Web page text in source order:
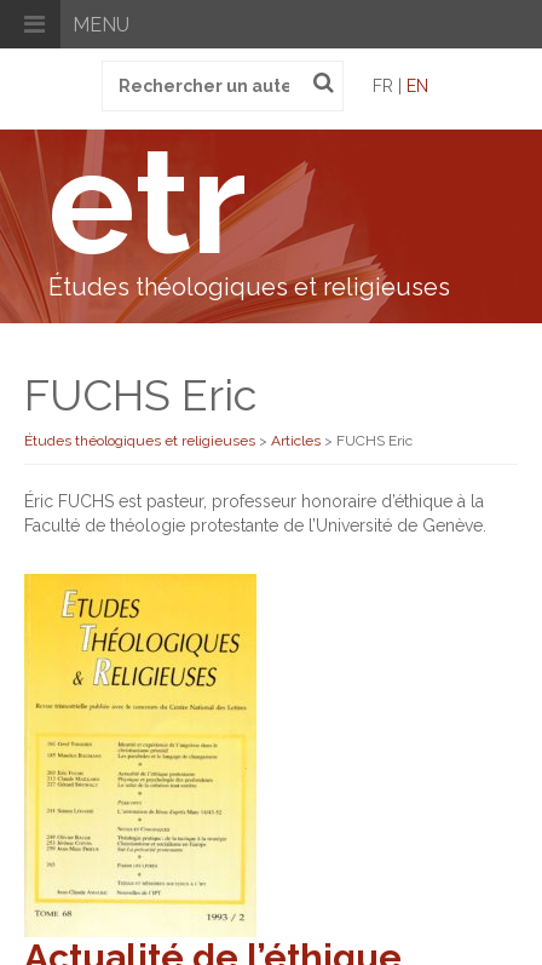
MENU
pour
FR | EN
etr
Études théologiques et religieuses
FUCHS Eric
Études théologiques et religieuses > Articles > FUCHS Eric
Éric FUCHS est pasteur, professeur honoraire d’éthique à la
Faculté de théologie protestante de l’Université de Genève.